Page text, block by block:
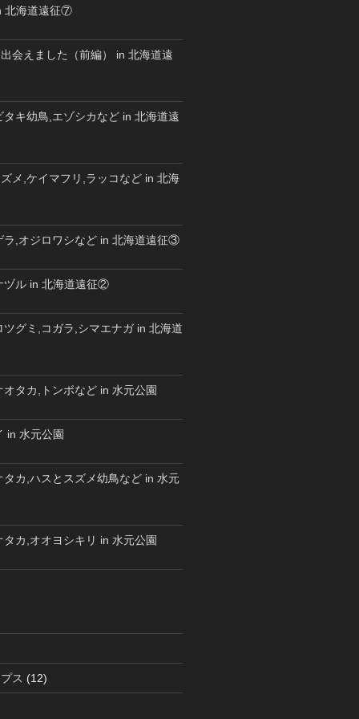
北海道遠征⑦
会えました（前編） in 北海道遠
タキ幼鳥,エゾシカなど in 北海道遠
メ,ケイマフリ,ラッコなど in 北海
ラ,オジロワシなど in 北海道遠征③
ヅル in 北海道遠征②
ツグミ,コガラ,シマエナガ in 北海道
タカ,トンボなど in 水元公園
in 水元公園
タカ,ハスとスズメ幼鳥など in 水元
タカ,オオヨシキリ in 水元公園
ス (12)